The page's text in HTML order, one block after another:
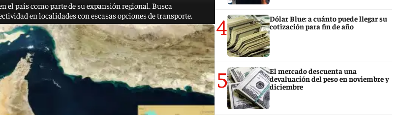
el país como parte de su expansión regional. Busca
en localidades con escasas opciones de transporte.
4
Dólar Blue: a cuánto puede llegar su
cotización para fin de año
5
El mercado descuenta una
devaluación del peso en noviembre y
diciembre